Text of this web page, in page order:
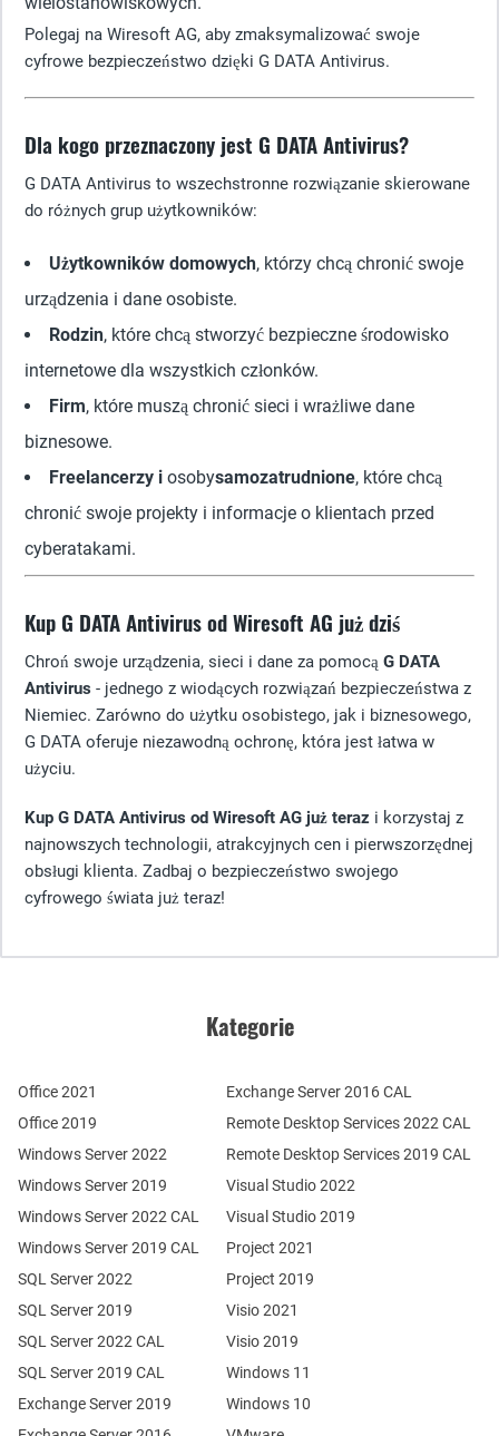
Polegaj na Wiresoft AG, aby zmaksymalizować swoje
cyfrowe bezpieczeństwo dzięki G DATA Antivirus.
Dla kogo przeznaczony jest G DATA Antivirus?
G DATA Antivirus to wszechstronne rozwiązanie skierowane
do różnych grup użytkowników:
Użytkowników domowych, którzy chcą chronić swoje
urządzenia i dane osobiste.
Rodzin, które chcą stworzyć bezpieczne środowisko
internetowe dla wszystkich członków.
Firm, które muszą chronić sieci i wrażliwe dane
biznesowe.
Freelancerzy i osobysamozatrudnione, które chcą
chronić swoje projekty i informacje o klientach przed
cyberatakami.
Kup G DATA Antivirus od Wiresoft AG już dziś
Chroń swoje urządzenia, sieci i dane za pomocą G DATA
Antivirus - jednego z wiodących rozwiązań bezpieczeństwa z
Niemiec. Zarówno do użytku osobistego, jak i biznesowego,
G DATA oferuje niezawodną ochronę, która jest łatwa w
użyciu.
Kup G DATA Antivirus od Wiresoft AG już teraz i korzystaj z
najnowszych technologii, atrakcyjnych cen i pierwszorzędnej
obsługi klienta. Zadbaj o bezpieczeństwo swojego
cyfrowego świata już teraz!
Kategorie
Office 2021
Office 2019
Windows Server 2022
Windows Server 2019
Exchange Server 2019
SQL Server 2022
SQL Server 2019
Windows Server 2022 CAL
Windows Server 2019 CAL
SQL Server 2022 CAL
SQL Server 2019 CAL
Remote Desktop Services 2022 CAL
Remote Desktop Services 2019 CAL
Exchange Server 2016 CAL
Visual Studio 2022
Visual Studio 2019
Project 2021
Project 2019
Visio 2021
Visio 2019
Windows 11
Windows 10